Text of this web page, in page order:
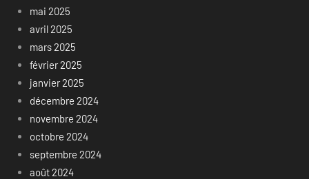
mai 2025
avril 2025
mars 2025
février 2025
janvier 2025
décembre 2024
novembre 2024
octobre 2024
septembre 2024
août 2024